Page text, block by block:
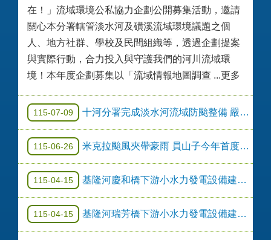
在！」流域環境公私協力企劃公開募集活動，邀請
關心本分署轄管淡水河及磺溪流域環境議題之個
人、地方社群、學校及民間組織等，透過企劃提案
與實際行動，合力投入與守護我們的河川流域環
境！本年度企劃募集以「流域情報地圖調查 ...更多
115-07-09 十河分署完成淡水河流域防颱整備 嚴陣以待巴威颱風
115-06-26 米克拉颱風夾帶豪雨 員山子今年首度分洪
115-04-15 基隆河慶和橋下游小水力發電設備建置－公開徵求公告
115-04-15 基隆河瑞芳橋下游小水力發電設備建置－公開徵求公告